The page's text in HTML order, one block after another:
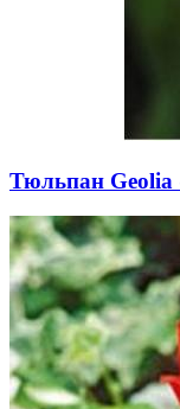
Тюльпан Geolia